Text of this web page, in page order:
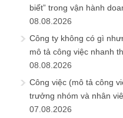
biết” trong vận hành
08.08.2026
Công ty không có gì
mô tả công việc nhanh
08.08.2026
Công việc (mô tả công
trưởng nhóm và nhân
07.08.2026